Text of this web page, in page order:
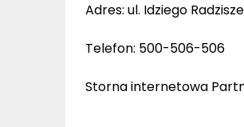
Adres: ul. Idziego
Telefon: 500-506-506
Storna internetowa